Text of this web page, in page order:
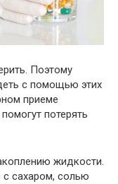
Поэтому
с помощью этих
приеме
потерять
жидкости.
с сахаром, солью